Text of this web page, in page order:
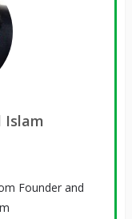
Islam
Founder and